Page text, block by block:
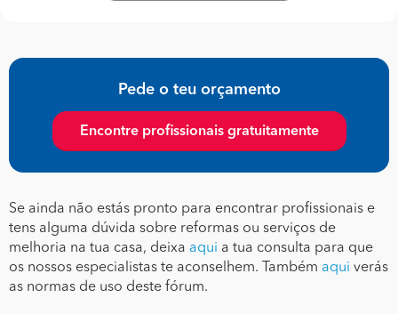
Pede o teu orçamento
Encontre profissionais gratuitamente
Se ainda não estás pronto para encontrar profissionais e
tens alguma dúvida sobre reformas ou serviços de
melhoria na tua casa, deixa aqui a tua consulta para que
os nossos especialistas te aconselhem. Também aqui verás
as normas de uso deste fórum.